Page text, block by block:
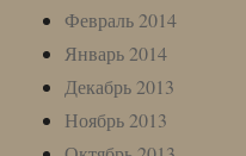
Февраль 2014
Январь 2014
Декабрь 2013
Ноябрь 2013